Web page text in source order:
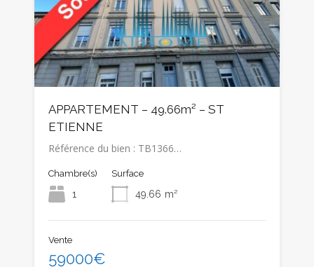
APPARTEMENT – 49.66m² – ST
ETIENNE
Référence du bien : TB1366…
Chambre(s)
1
Surface
49.66 m²
Vente
59000€